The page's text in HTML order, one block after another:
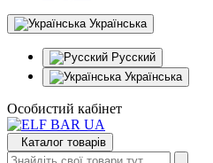
Українська
Русский
Українська
Особистий кабінет
Каталог товарів